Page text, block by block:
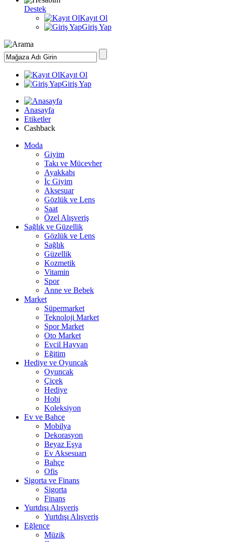
Destek
Kayıt Ol
Giriş Yap
Kayıt Ol
Giriş Yap
Anasayfa
Etiketler
Cashback
Moda
Giyim
Takı ve Mücevher
Ayakkabı
İç Giyim
Aksesuar
Gözlük ve Lens
Saat
Özel Alışveriş
Sağlık ve Güzellik
Gözlük ve Lens
Sağlık
Güzellik
Kozmetik
Vitamin
Spor
Anne ve Bebek
Market
Süpermarket
Teknoloji Market
Spor Market
Oto Market
Evcil Hayvan
Eğitim
Hediye ve Oyuncak
Oyuncak
Çiçek
Hediye
Hobi
Koleksiyon
Ev ve Bahçe
Mobilya
Dekorasyon
Beyaz Eşya
Ev Aksesuarı
Bahçe
Ofis
Sigorta ve Finans
Sigorta
Finans
Yurtdışı Alışveriş
Yurtdışı Alışveriş
Eğlence
Müzik